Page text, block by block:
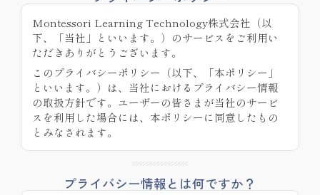
Montessori Learning Technology株式会社（以
下、「当社」といいます。）のサービスをご利用い
ただきありがとうございます。
このプライバシーポリシー（以下、「本ポリシー」
といいます。）は、当社におけるプライバシー情報
の取扱方針です。ユーザーの皆さまが当社のサービ
スを利用した場合には、本ポリシーに同意したもの
とみなされます。
プライバシー情報とは何ですか？